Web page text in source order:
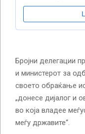
Бројни делегации
и министерот за
своето обраќање
„донесе дијалог и
во која владее
меѓу државите“.